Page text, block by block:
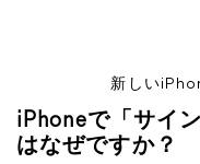
新しい
iPhoneで「サイ
はなぜですか？